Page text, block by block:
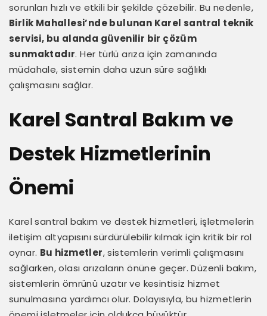
sorunları hızlı ve etkili bir şekilde çözebilir. Bu nedenle,
Birlik Mahallesi’nde bulunan Karel santral teknik
servisi, bu alanda güvenilir bir çözüm
sunmaktadır. Her türlü arıza için zamanında
müdahale, sistemin daha uzun süre sağlıklı
çalışmasını sağlar.
Karel Santral Bakım ve
Destek Hizmetlerinin
Önemi
Karel santral bakım ve destek hizmetleri, işletmelerin
iletişim altyapısını sürdürülebilir kılmak için kritik bir rol
oynar. Bu hizmetler, sistemlerin verimli çalışmasını
sağlarken, olası arızaların önüne geçer. Düzenli bakım,
sistemlerin ömrünü uzatır ve kesintisiz hizmet
sunulmasına yardımcı olur. Dolayısıyla, bu hizmetlerin